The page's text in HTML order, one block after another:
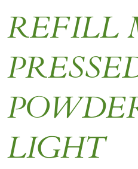
REFILL
LIGHT